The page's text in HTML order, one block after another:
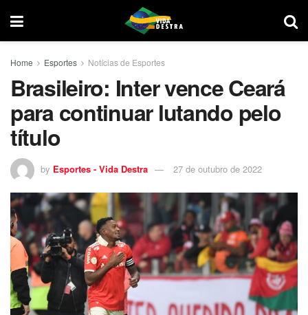
Home Esportes Notícias de Esportes
Brasileiro: Inter vence Ceará
para continuar lutando pelo
título
by Esportes - Vida Destra 27 de outubro de 2022